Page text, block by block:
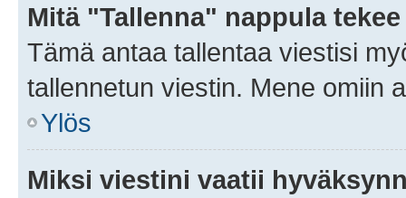
Mitä "Tallenna" nappula
Tämä antaa tallentaa viestisi
tallennetun viestin. Mene omiin
Ylös
Miksi viestini vaatii